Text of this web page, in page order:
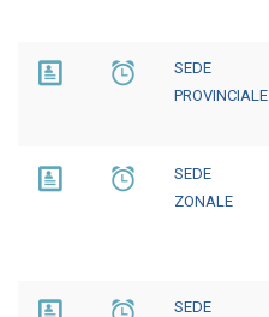
SEDE
PROVINCIALE
SEDE
ZONALE
SEDE